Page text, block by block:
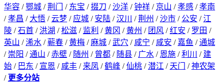
华容 /鄂城 /荆门 / 东宝 /掇刀 /沙洋 /钟祥 / 京山 /孝感 /孝南
/孝昌 / 大悟 /云梦 / 应城 / 安陆 /汉川 /荆州 /沙市 / 公安 / 江
陵 /石首 / 洪湖 /松滋 / 监利 /黄冈 /黄州 / 团风 /红安 / 罗田 /
英山 /浠水 /蕲春 /黄梅 / 麻城 /武穴 / 咸宁 / 咸安 / 嘉鱼 /通城
/ 崇阳 /通山 /赤壁 / 随州 / 曾都 / 随县 / 广水 / 恩施 /利川 / 建
始 / 巴东 / 宣恩 / 咸丰 / 来凤 /鹤峰 /仙桃 /潜江 / 天门 /神农架
/ 更多分站